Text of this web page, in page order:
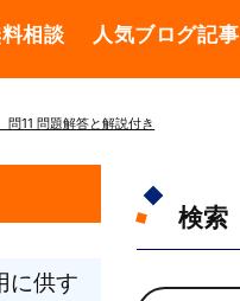
相談 人気ブログ記事
11 問題解答と解説付き
に供す
検索